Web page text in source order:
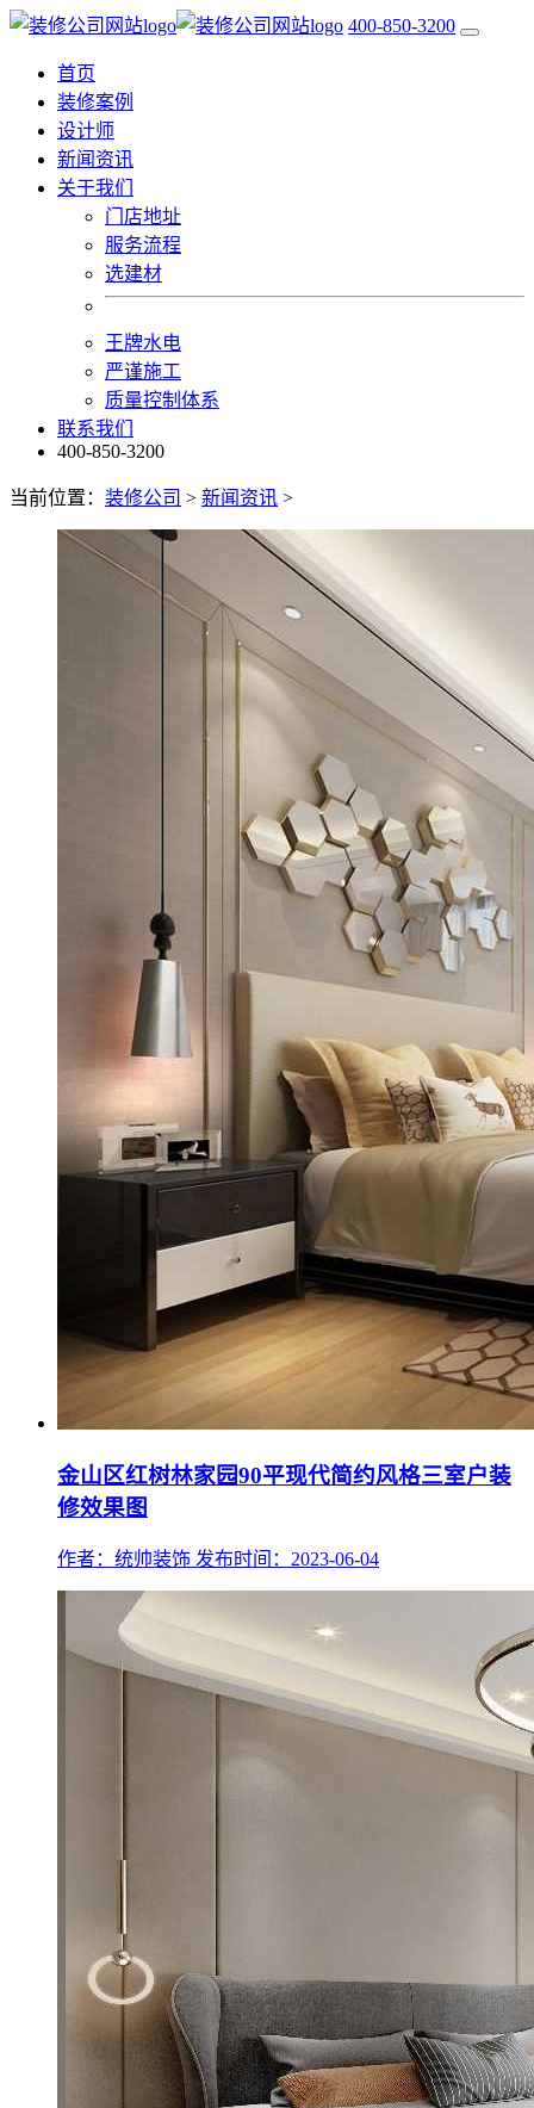
400-850-3200
首页
装修案例
设计师
新闻资讯
关于我们
门店地址
服务流程
选建材
王牌水电
严谨施工
质量控制体系
联系我们
400-850-3200
当前位置： 装修公司 > 新闻资讯 >
金山区红树林家园90平现代简约风格三室户装
修效果图
作者：统帅装饰 发布时间：2023-06-04